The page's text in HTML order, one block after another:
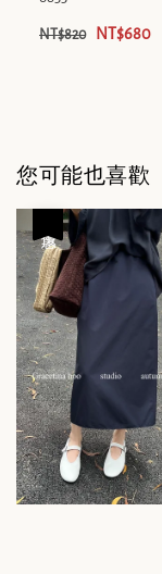
NT$820 NT$680
您可能也喜歡